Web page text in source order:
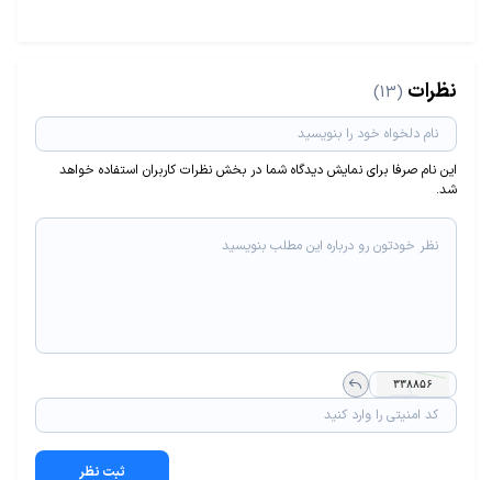
نظرات (13)
این نام صرفا برای نمایش دیدگاه شما در بخش نظرات کاربران استفاده خواهد
شد.
ثبت نظر